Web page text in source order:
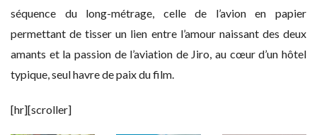
séquence du long-métrage, celle de l’avion en papier
permettant de tisser un lien entre l’amour naissant des deux
amants et la passion de l’aviation de Jiro, au cœur d’un hôtel
typique, seul havre de paix du film.
[hr][scroller]